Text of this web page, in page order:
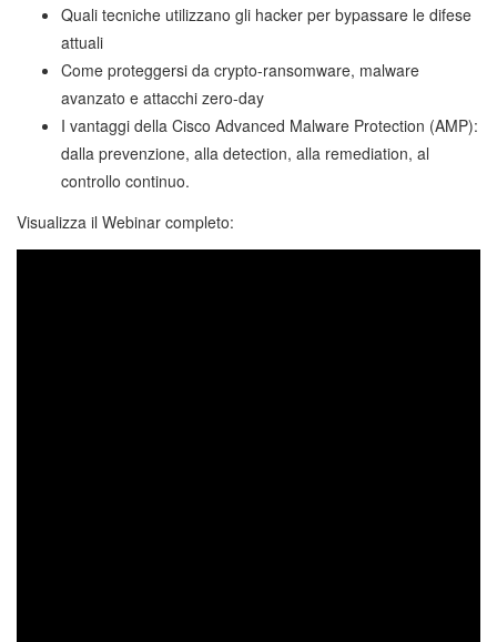
Quali tecniche utilizzano gli hacker per bypassare le difese
attuali
Come proteggersi da crypto-ransomware, malware
avanzato e attacchi zero-day
I vantaggi della Cisco Advanced Malware Protection (AMP):
dalla prevenzione, alla detection, alla remediation, al
controllo continuo.
Visualizza il Webinar completo: